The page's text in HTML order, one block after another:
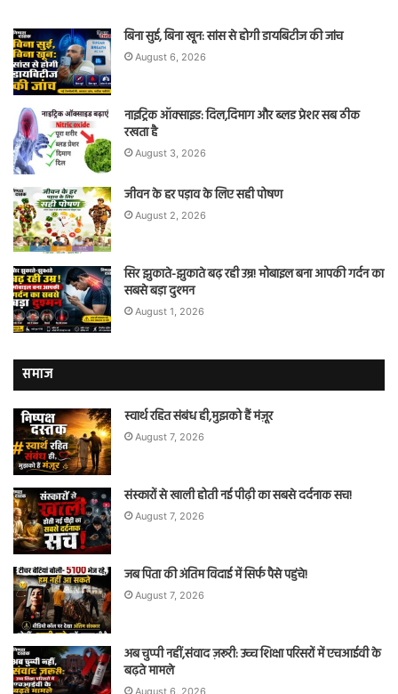
बिना सुई, बिना खून: सांस से होगी डायबिटीज की जांच
August 6, 2026
नाइट्रिक ऑक्साइड: दिल,दिमाग और ब्लड प्रेशर सब ठीक
रखता है
August 3, 2026
जीवन के हर पड़ाव के लिए सही पोषण
August 2, 2026
सिर झुकाते-झुकाते बढ़ रही उम्र! मोबाइल बना आपकी गर्दन का
सबसे बड़ा दुश्मन
August 1, 2026
समाज
स्वार्थ रहित संबंध ही,मुझको हैं मंज़ूर
August 7, 2026
संस्कारों से खाली होती नई पीढ़ी का सबसे दर्दनाक सच!
August 7, 2026
जब पिता की अंतिम विदाई में सिर्फ पैसे पहुंचे!
August 7, 2026
अब चुप्पी नहीं,संवाद ज़रूरी: उच्च शिक्षा परिसरों में एचआईवी के
बढ़ते मामले